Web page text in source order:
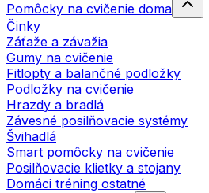
Pomôcky na cvičenie doma
Činky
Záťaže a závažia
Gumy na cvičenie
Fitlopty a balančné podložky
Podložky na cvičenie
Hrazdy a bradlá
Závesné posilňovacie systémy
Švihadlá
Smart pomôcky na cvičenie
Posilňovacie klietky a stojany
Domáci tréning ostatné